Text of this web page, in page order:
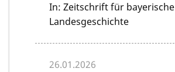
In: Zeitschrift für bayerische
Landesgeschichte
26.01.2026